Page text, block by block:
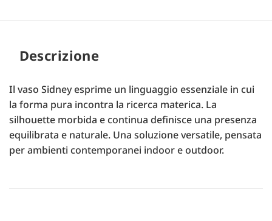
Descrizione
Il vaso Sidney esprime un linguaggio essenziale in cui
la forma pura incontra la ricerca materica. La
silhouette morbida e continua definisce una presenza
equilibrata e naturale. Una soluzione versatile, pensata
per ambienti contemporanei indoor e outdoor.